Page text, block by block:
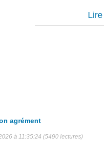
agrément
à 11:35:24 (5490 lectures)